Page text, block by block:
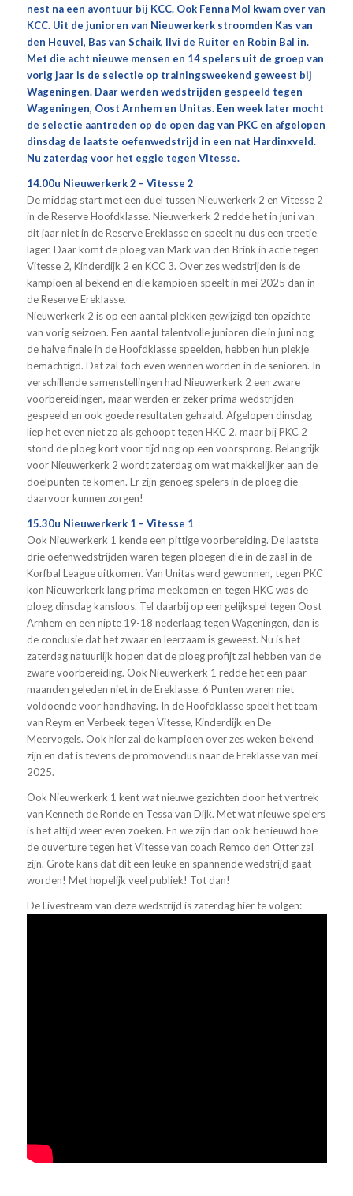
nest na een avontuur bij KCC. Ook Fenna Mol kwam over van
KCC. Uit de junioren van Nieuwerkerk stroomden Kas van
den Heuvel, Bas van Schaik, Ilvi de Ruiter en Robin Bal in.
Met die acht nieuwe mensen en 14 spelers uit de groep van
vorig jaar is de selectie op trainingsweekend geweest bij
Wageningen. Daar werden wedstrijden gespeeld tegen
Wageningen, Oost Arnhem en Unitas. Een week later mocht
de selectie aantreden op de open dag van PKC en afgelopen
dinsdag de laatste oefenwedstrijd in een nat Hardinxveld.
Nu zaterdag voor het eggie tegen Vitesse.
14.00u Nieuwerkerk 2 – Vitesse 2
De middag start met een duel tussen Nieuwerkerk 2 en Vitesse 2
in de Reserve Hoofdklasse. Nieuwerkerk 2 redde het in juni van
dit jaar niet in de Reserve Ereklasse en speelt nu dus een treetje
lager. Daar komt de ploeg van Mark van den Brink in actie tegen
Vitesse 2, Kinderdijk 2 en KCC 3. Over zes wedstrijden is de
kampioen al bekend en die kampioen speelt in mei 2025 dan in
de Reserve Ereklasse.
Nieuwerkerk 2 is op een aantal plekken gewijzigd ten opzichte
van vorig seizoen. Een aantal talentvolle junioren die in juni nog
de halve finale in de Hoofdklasse speelden, hebben hun plekje
bemachtigd. Dat zal toch even wennen worden in de senioren. In
verschillende samenstellingen had Nieuwerkerk 2 een zware
voorbereidingen, maar werden er zeker prima wedstrijden
gespeeld en ook goede resultaten gehaald. Afgelopen dinsdag
liep het even niet zo als gehoopt tegen HKC 2, maar bij PKC 2
stond de ploeg kort voor tijd nog op een voorsprong. Belangrijk
voor Nieuwerkerk 2 wordt zaterdag om wat makkelijker aan de
doelpunten te komen. Er zijn genoeg spelers in de ploeg die
daarvoor kunnen zorgen!
15.30u Nieuwerkerk 1 – Vitesse 1
Ook Nieuwerkerk 1 kende een pittige voorbereiding. De laatste
drie oefenwedstrijden waren tegen ploegen die in de zaal in de
Korfbal League uitkomen. Van Unitas werd gewonnen, tegen PKC
kon Nieuwerkerk lang prima meekomen en tegen HKC was de
ploeg dinsdag kansloos. Tel daarbij op een gelijkspel tegen Oost
Arnhem en een nipte 19-18 nederlaag tegen Wageningen, dan is
de conclusie dat het zwaar en leerzaam is geweest. Nu is het
zaterdag natuurlijk hopen dat de ploeg profijt zal hebben van de
zware voorbereiding. Ook Nieuwerkerk 1 redde het een paar
maanden geleden niet in de Ereklasse. 6 Punten waren niet
voldoende voor handhaving. In de Hoofdklasse speelt het team
van Reym en Verbeek tegen Vitesse, Kinderdijk en De
Meervogels. Ook hier zal de kampioen over zes weken bekend
zijn en dat is tevens de promovendus naar de Ereklasse van mei
2025.
Ook Nieuwerkerk 1 kent wat nieuwe gezichten door het vertrek
van Kenneth de Ronde en Tessa van Dijk. Met wat nieuwe spelers
is het altijd weer even zoeken. En we zijn dan ook benieuwd hoe
de ouverture tegen het Vitesse van coach Remco den Otter zal
zijn. Grote kans dat dit een leuke en spannende wedstrijd gaat
worden! Met hopelijk veel publiek! Tot dan!
De Livestream van deze wedstrijd is zaterdag hier te volgen: